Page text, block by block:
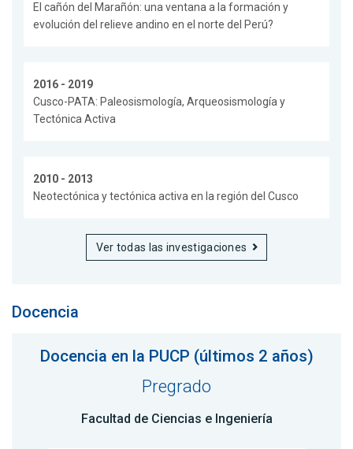
El cañón del Marañón: una ventana a la formación y
evolución del relieve andino en el norte del Perú?
2016 - 2019
Cusco-PATA: Paleosismología, Arqueosismología y
Tectónica Activa
2010 - 2013
Neotectónica y tectónica activa en la región del Cusco
Ver todas las investigaciones
Docencia
Docencia en la PUCP (últimos 2 años)
Pregrado
Facultad de Ciencias e Ingeniería